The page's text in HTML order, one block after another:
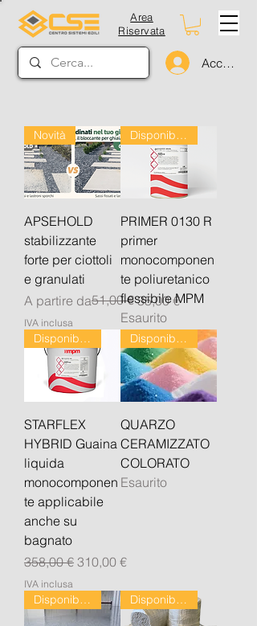
Area
Riservata
Accedi
Novità
APSEHOLD
stabilizzante
forte per ciottoli
e granulati
A partire da
Prezzo regolare51,00 € 35,00 €
Prezzo scontato
IVA inclusa
Disponibile dal 24/08
PRIMER 0130 R
primer
monocomponen
te poliuretanico
flessibile MPM
Esaurito
Disponibile dal 24/08
STARFLEX
HYBRID Guaina
liquida
monocomponen
te applicabile
anche su
bagnato
Prezzo regolare
358,00 € Prezzo scontato
310,00 €
IVA inclusa
Disponibile dal 24/08
QUARZO
CERAMIZZATO
COLORATO
Esaurito
Disponibile dal 24/08 Disponibile dal 24/08